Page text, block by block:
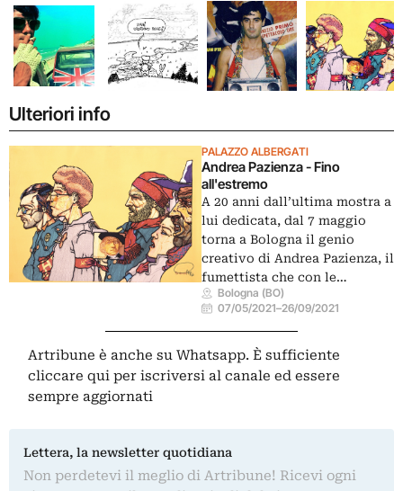
Ulteriori info
PALAZZO ALBERGATI
Andrea Pazienza - Fino
all'estremo
A 20 anni dall’ultima mostra a
lui dedicata, dal 7 maggio
torna a Bologna il genio
creativo di Andrea Pazienza, il
fumettista che con le…
Bologna (BO)
07/05/2021–26/09/2021
Artribune è anche su Whatsapp. È sufficiente
cliccare qui per iscriversi al canale ed essere
sempre aggiornati
Lettera, la newsletter quotidiana
Non perdetevi il meglio di Artribune! Ricevi ogni